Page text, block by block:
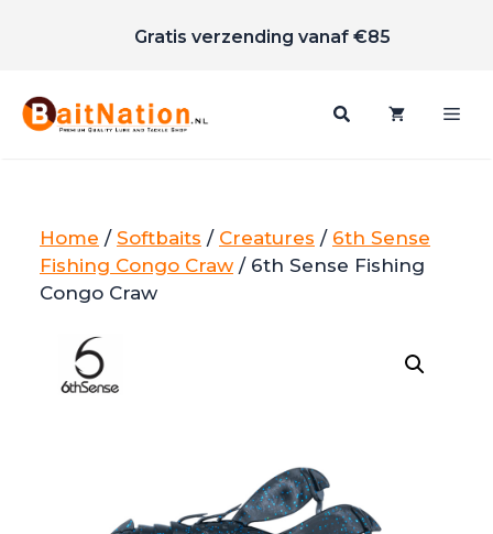
inhoud
Gratis verzending vanaf €85
Home / Softbaits / Creatures / 6th Sense
Fishing Congo Craw / 6th Sense Fishing
Congo Craw